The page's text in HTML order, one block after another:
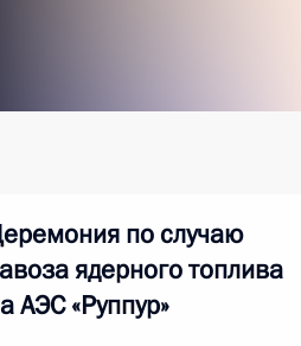
по случаю
ядерного топлива
АЭС «Руппур»